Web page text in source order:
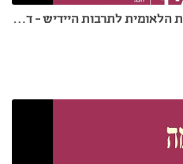
מוזיאון חצר הישוב הישן והרשות הלאומית לתרבות היידיש - דאס רעדל דרייט זיך – המעגל מסתובב